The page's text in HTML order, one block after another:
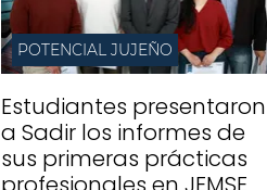
POTENCIAL JUJEÑO
Estudiantes presentaron
a Sadir los informes de
sus primeras prácticas